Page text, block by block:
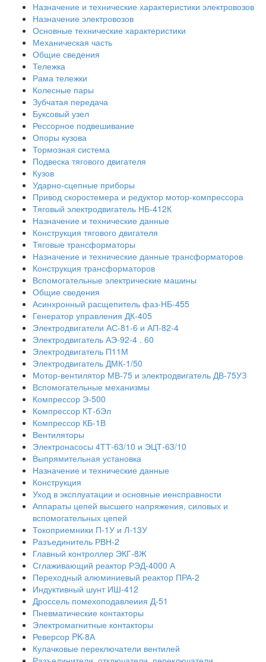
Назначение и технические характеристики электровозов
Назначение электровозов
Основные технические характеристики
Механическая часть
Общие сведения
Тележка
Рама тележки
Колесные пары
Зубчатая передача
Буксовый узел
Рессорное подвешивание
Опоры кузова
Тормозная система
Подвеска тягового двигателя
Кузов
Ударно-сцепные приборы
Привод скоростемера и редуктор мотор-компрессора
Тяговый электродвигатель НБ-412К
Назначение и технические данные
Конструкция тягового двигателя
Тяговые трансформаторы
Назначение и технические данные трансформаторов
Конструкция трансформаторов
Вспомогательные электрические машины
Общие сведения
Асинхронный расщепитель фаз-НБ-455
Генератор управления ДК-405
Электродвигатели АС-81-6 и АП-82-4
Электродвигатель АЭ-92-4 . 60
Электродвигатель П11М
Электродвигатель ДМК-1/50
Мотор-вентилятор МВ-75 и электродвигатель ДВ-75УЗ
Вспомогательные механизмы
Компрессор Э-500
Компрессор КТ-бЭл
Компрессор КБ-1В
Вентиляторы
Электронасосы 4ТТ-63/10 и ЭЦТ-63/10
Выпрямительная установка
Назначение и технические данные
Конструкция
Уход в эксплуатации и основные иенсправности
Аппараты цепей высшего напряжения, силовых и
вспомогательных цепей
Токоприемники П-1У и Л-13У
Разъединитель РВН-2
Главный контроллер ЭКГ-8Ж
Сглаживающий реактор РЭД-4000 А
Переходный алюминиевый реактор ПРА-2
Индуктивный шунт ИШ-412
Дроссель помехоподавлеиия Д-51
Пневматические контакторы
Электромагнитные контакторы
Реверсор PK-8А
Кулачковые переключатели вентилей